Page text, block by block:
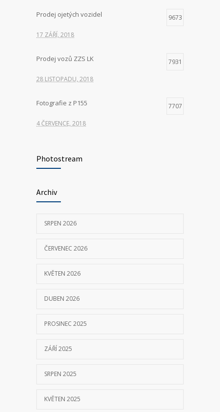
Prodej ojetých vozidel 9673
17 ZÁŘÍ, 2018
Prodej vozů ZZS LK 7931
28 LISTOPADU, 2018
Fotografie z P155 7707
4 ČERVENCE, 2018
VOZIDLA ZDRAVOTNICKÉ ZÁCHRANNÉ
SLUŽBY
11 ČERVNA, 2018
Photostream
Archiv
SRPEN 2026
ČERVENEC 2026
KVĚTEN 2026
DUBEN 2026
PROSINEC 2025
ZÁŘÍ 2025
SRPEN 2025
KVĚTEN 2025